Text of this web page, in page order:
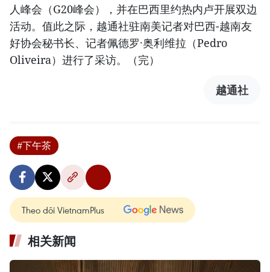
人峰会（G20峰会），并在巴西里约热内卢开展双边
活动。值此之际，越通社驻南美记者对巴西-越南友
好协会秘书长、记者佩德罗·奥利维拉（Pedro
Oliveira）进行了采访。（完）
越通社
#下午茶
Theo dõi VietnamPlus
相关新闻